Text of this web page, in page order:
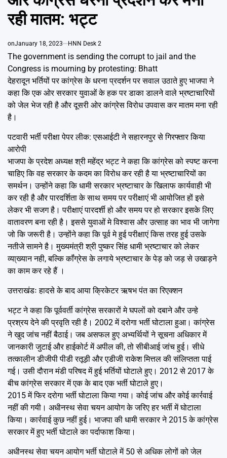
रही मातम: भट्ट
onJanuary 18, 2023 HNN Desk 2
The government is sending the corrupt to jail and the
Congress is mourning by protesting: Bhatt
देहरादून भर्तियों पर कांग्रेस के धरना प्रदर्शन पर सवाल उठाते हुए भाजपा ने
कहा कि एक ओर सरकार युवाओं के हक पर डाका डालने वाले भ्रष्टाचारियों
को जेल भेज रही है और दूसरी ओर कांग्रेस विरोध उपवास कर मातम मना रही
है।
पटवारी भर्ती परीक्षा पेपर लीक: एसआईटी ने सहारनपुर से गिरफ्तार किया
आरोपी
भाजपा के प्रदेश अध्यक्ष श्री महेंद्र भट्ट ने कहा कि कांग्रेस को स्पष्ट करना
चाहिए कि वह सरकार के कदम का विरोध कर रही है या भ्रष्टाचारियों का
समर्थन। उन्होंने कहा कि धामी सरकार भ्रष्टाचार के खिलाफ कार्यवाही भी
कर रही है और पारदर्शिता के साथ समय पर परीक्षाएं भी आयोजित हों इसे
लेकर भी सजग है। परीक्षाएं पारदर्शी हो और समय पर हो सरकार इसके लिए
वातावरण बना रही है। इससे युवाओं मे विश्वास और उत्साह का भाव भी जागेगा
जो कि जरूरी है। उन्होंने कहा कि पूर्व मे हुई परीक्षाएं किस तरह हुई उसके
नतीजे सामने है। मुख्यमंत्री श्री पुष्कर सिंह धामी भ्रष्टाचार को लेकर
व्या्ख्यान नही, बल्कि कॉंग्रेस के लगाये भ्रष्टाचार के पेड़ को जड़ से उखाड़ने
का काम कर रहे हैं ।
उत्तराखंडः हादसे के बाद आया क्रिकेटर ऋषभ पंत का रिएक्शन
भट्ट ने कहा कि पूर्ववर्ती कांग्रेस सरकारों मे घपलों को दबाने और उन्हे
प्रश्रय देने की प्रवृति रही है। 2002 में दरोगा भर्ती घोटाला हुआ। कांग्रेस
ने खुद जांच नहीं बैठाई। जब असफल हुए अभ्यर्थियों ने सूचना अधिकार में
जानकारी जुटाई और हाईकोर्ट में अपील की, तो सीबीआई जांच हुई। सीधे
तत्कालीन डीजीपी पीडी रतूड़ी और एडीजी राकेश मित्तल की संलिप्तता पाई
गई। उसी दौरान मंडी परिषद में हुई भर्तियों घोटाले हुए। 2012 से 2017 के
बीच कांग्रेस सरकार में एक के बाद एक भर्ती घोटाले हुए।
2015 में फिर दरोगा भर्ती घोटाला किया गया। कोई जांच और कोई कार्रवाई
नहीं की गयी। अधीनस्थ सेवा चयन आयोग के जरिए हर भर्ती में घोटाला
किया। कार्रवाई कुछ नहीं हुई। भाजपा की धामी सरकार ने 2015 के कांग्रेस
सरकार में हुए भर्ती घोटाले का पर्दाफाश किया।
अधीनस्थ सेवा चयन आयोग भर्ती घोटाले में 50 से अधिक लोगों को जेल